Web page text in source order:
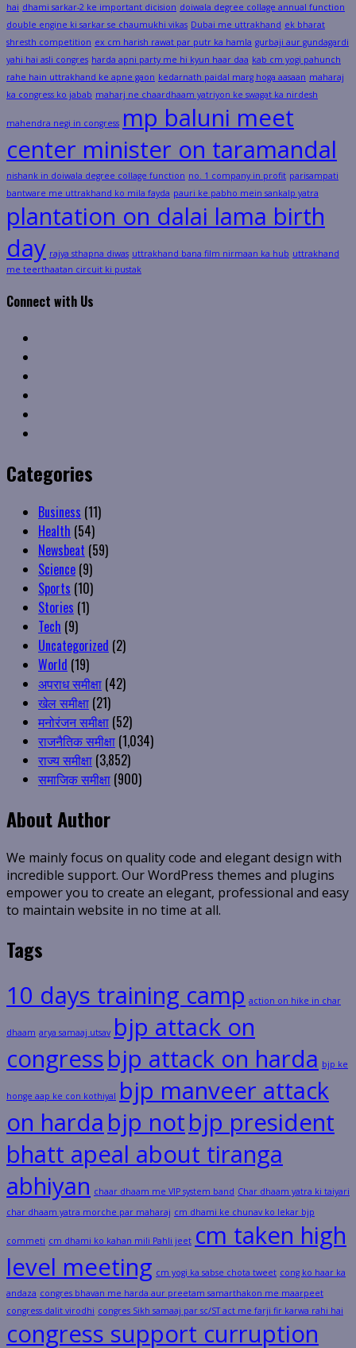
hai dhami sarkar-2 ke important dicision doiwala degree collage annual function
double engine ki sarkar se chaumukhi vikas Dubai me uttrakhand ek bharat
shresth competition ex cm harish rawat par putr ka hamla gurbaji aur gundagardi
yahi hai asli congres harda apni party me hi kyun haar daa kab cm yogi pahunch
rahe hain uttrakhand ke apne gaon kedarnath paidal marg hoga aasaan maharaj
ka congress ko jabab maharj ne chaardhaam yatriyon ke swagat ka nirdesh
mahendra negi in congress mp baluni meet
center minister on taramandal
nishank in doiwala degree collage function no. 1 company in profit parisampati
bantware me uttrakhand ko mila fayda pauri ke pabho mein sankalp yatra
plantation on dalai lama birth
day rajya sthapna diwas uttrakhand bana film nirmaan ka hub uttrakhand
me teerthaatan circuit ki pustak
Connect with Us
Categories
Business (11)
Health (54)
Newsbeat (59)
Science (9)
Sports (10)
Stories (1)
Tech (9)
Uncategorized (2)
World (19)
अपराध समीक्षा (42)
खेल समीक्षा (21)
मनोरंजन समीक्षा (52)
राजनैतिक समीक्षा (1,034)
राज्य समीक्षा (3,852)
समाजिक समीक्षा (900)
About Author
We mainly focus on quality code and elegant design with
incredible support. Our WordPress themes and plugins
empower you to create an elegant, professional and easy
to maintain website in no time at all.
Tags
10 days training camp action on hike in char
dhaam arya samaaj utsav bjp attack on
congressbjp attack on harda bjp ke
honge aap ke con kothiyal bjp manveer attack
on harda bjp notbjp president
bhatt apeal about tiranga
abhiyan chaar dhaam me VIP system band Char dhaam yatra ki taiyari
char dhaam yatra morche par maharaj cm dhami ke chunav ko lekar bjp
commeti cm dhami ko kahan mili Pahli jeet cm taken high
level meeting cm yogi ka sabse chota tweet cong ko haar ka
andaza congres bhavan me harda aur preetam samarthakon me maarpeet
congress dalit virodhi congres Sikh samaaj par sc/ST act me farji fir karwa rahi hai
congress support curruption